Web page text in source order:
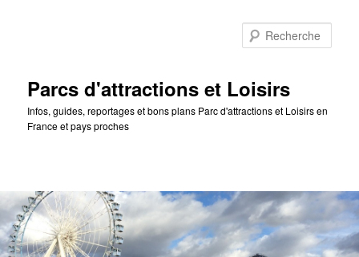
Parcs d'attractions et Loisirs
Infos, guides, reportages et bons plans Parc d'attractions et Loisirs en
France et pays proches